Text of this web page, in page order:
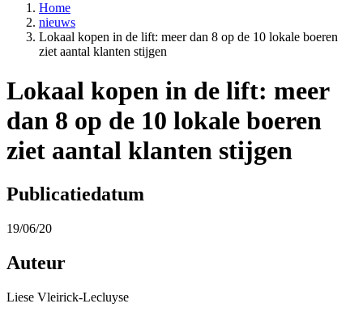
Home
nieuws
Lokaal kopen in de lift: meer dan 8 op de 10 lokale boeren
ziet aantal klanten stijgen
Lokaal kopen in de lift: meer
dan 8 op de 10 lokale boeren
ziet aantal klanten stijgen
Publicatiedatum
19/06/20
Auteur
Liese Vleirick-Lecluyse